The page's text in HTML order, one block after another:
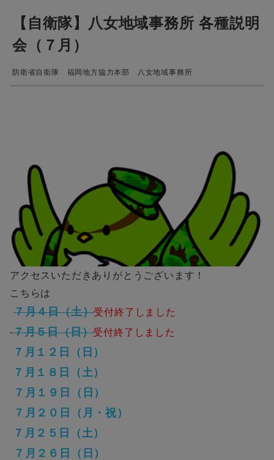
【自衛隊】八女地域事務所 各種説明
会（７月）
防衛省自衛隊 福岡地方協力本部 八女地域事務所
アクセスいただきありがとうございます！
こちらは
７月４日（土）受付終了しました
７月５日（日）受付終了しました
７月１２日（日）
７月１８日（土）
７月１９日（日）
７月２０日（月・祝）
７月２５日（土）
７月２６日（日）